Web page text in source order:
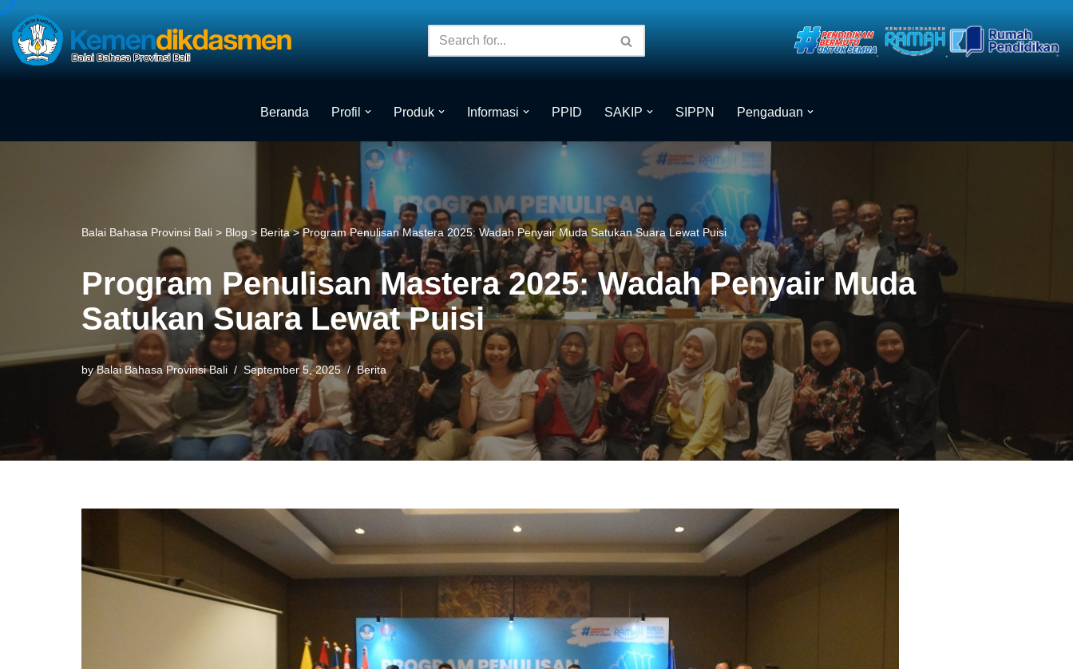
Skip
to
Beranda
Profil Produk Informasi PPID SAKIP SIPPN Pengaduan
Balai Bahasa Provinsi Bali > Blog > Berita>Program Penulisan Mastera 2025: Wadah Penyair Muda Satukan Suara Lewat Puisi
Program Penulisan Mastera 2025: Wadah Penyair Muda
Satukan Suara Lewat Puisi
byBalai Bahasa Provinsi Bali September 5, 2025 Berita